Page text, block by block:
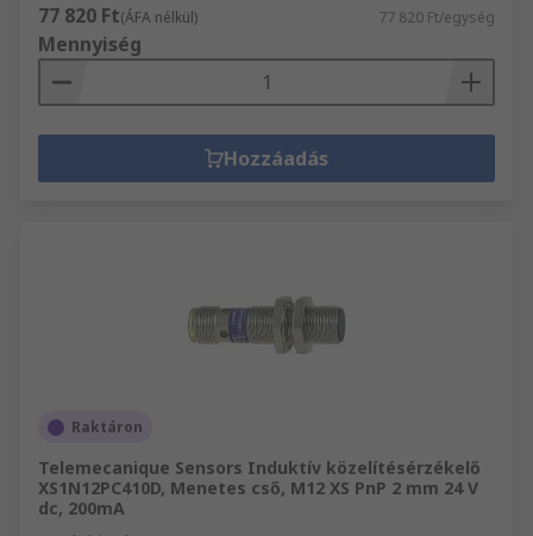
77 820 Ft(ÁFA nélkül) 77 820 Ft/egység
Mennyiség
Hozzáadás
Raktáron
Telemecanique Sensors Induktív közelítésérzékelő
XS1N12PC410D, Menetes cső, M12 XS PnP 2 mm 24 V
dc, 200mA